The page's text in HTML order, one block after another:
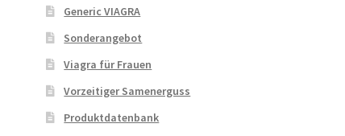
Generic VIAGRA
Sonderangebot
Viagra für Frauen
Vorzeitiger Samenerguss
Produktdatenbank